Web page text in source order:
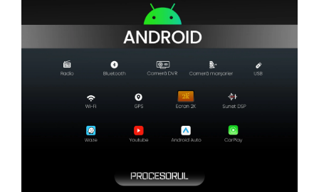
Camere Fiat
Camere înregistrare trafic